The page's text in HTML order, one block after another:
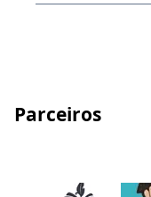
Parceiros